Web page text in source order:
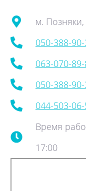
м.
050-388-
063-070-
050-388-
044-503-
Время
17:00